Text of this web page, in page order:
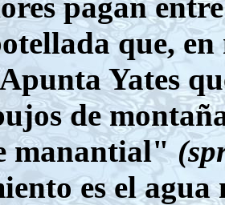
que,
Yates
de
manantial"
es el